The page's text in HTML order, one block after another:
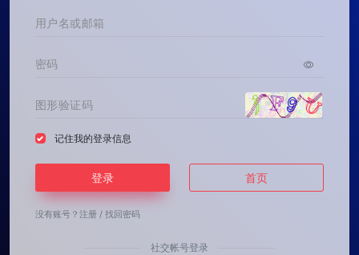
记住我的登录信息
登录 首页
没有账号？ 注册 / 找回密码
社交帐号登录